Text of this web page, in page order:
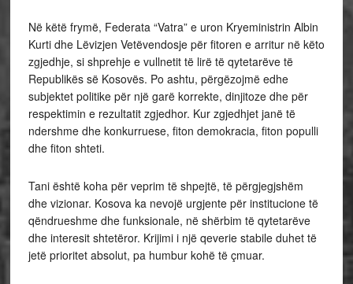
Në këtë frymë, Federata “Vatra” e uron Kryeministrin Albin
Kurti dhe Lëvizjen Vetëvendosje për fitoren e arritur në këto
zgjedhje, si shprehje e vullnetit të lirë të qytetarëve të
Republikës së Kosovës. Po ashtu, përgëzojmë edhe
subjektet politike për një garë korrekte, dinjitoze dhe për
respektimin e rezultatit zgjedhor. Kur zgjedhjet janë të
ndershme dhe konkurruese, fiton demokracia, fiton populli
dhe fiton shteti.
Tani është koha për veprim të shpejtë, të përgjegjshëm
dhe vizionar. Kosova ka nevojë urgjente për institucione të
qëndrueshme dhe funksionale, në shërbim të qytetarëve
dhe interesit shtetëror. Krijimi i një qeverie stabile duhet të
jetë prioritet absolut, pa humbur kohë të çmuar.